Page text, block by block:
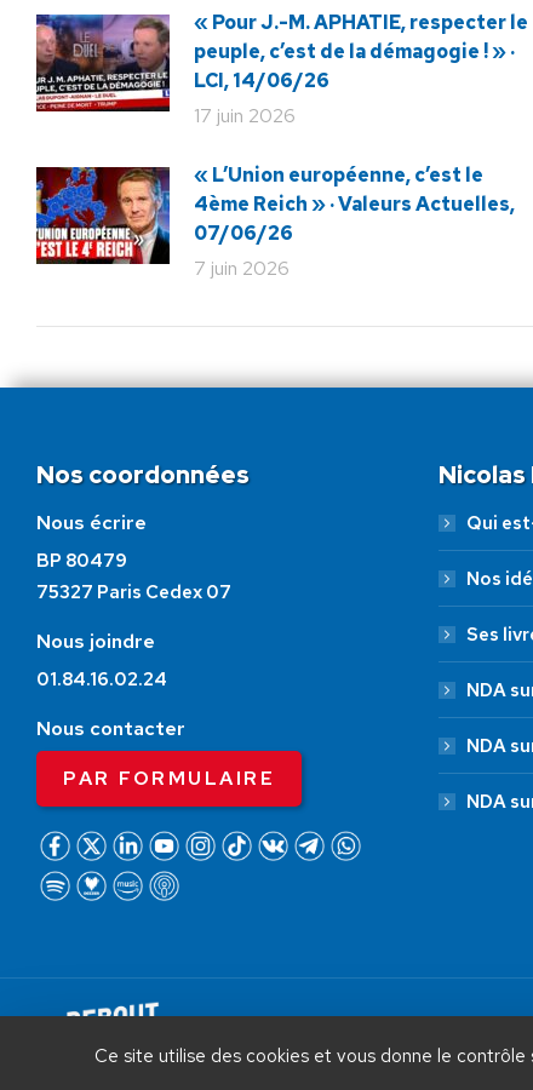
« Pour J.-M. APHATIE, respecter le
peuple, c’est de la démagogie ! » ·
LCI, 14/06/26
17 juin 2026
« L’Union européenne, c’est le
4ème Reich » · Valeurs Actuelles,
07/06/26
7 juin 2026
Nos coordonnées
Nous écrire
BP 80479
75327 Paris Cedex 07
Nous joindre
01.84.16.02.24
Nous contacter
PAR FORMULAIRE
Qui
Nos
Ses
NDA
NDA
NDA
AIDEZ NOUS À
Ce site utilise des cookies et vous donne le